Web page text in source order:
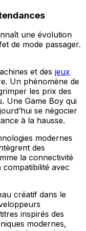
une évolution
de mode passager.
et des jeux
Un phénomène de
les prix des
Une Game Boy qui
se négocier
à la hausse.
modernes
des
la connectivité
compatibilité avec
créatif dans le
inspirés des
modernes,